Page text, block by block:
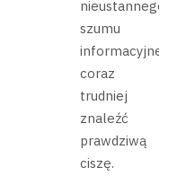
nieustannego
szumu
informacyjnego,
coraz
trudniej
znaleźć
prawdziwą
ciszę.